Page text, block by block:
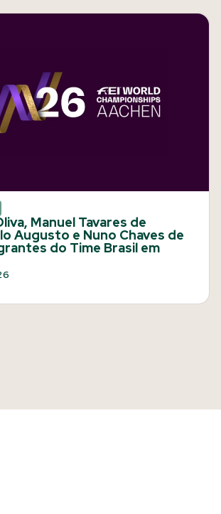
Manuel Tavares de
Augusto e Nuno Chaves de
do Time Brasil em